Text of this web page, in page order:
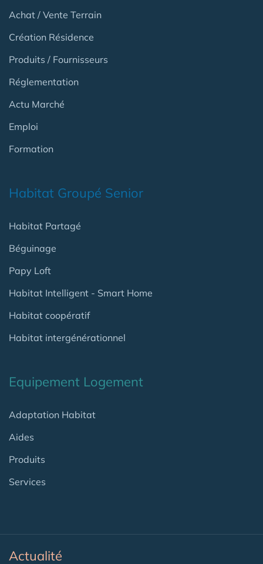
Achat / Vente Terrain
Création Résidence
Produits / Fournisseurs
Réglementation
Actu Marché
Emploi
Formation
Habitat Groupé Senior
Habitat Partagé
Béguinage
Papy Loft
Habitat Intelligent - Smart Home
Habitat coopératif
Habitat intergénérationnel
Equipement Logement
Adaptation Habitat
Aides
Produits
Services
Actualité